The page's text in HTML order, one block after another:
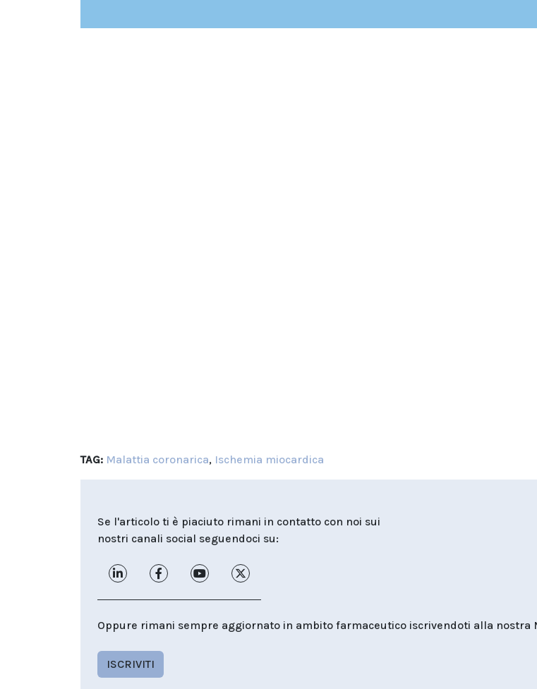
TAG: Malattia coronarica, Ischemia miocardica
Se l'articolo ti è piaciuto rimani in contatto con noi sui
nostri canali social seguendoci su:
Oppure rimani sempre aggiornato in ambito farmaceutico iscrivendoti alla nostra
ISCRIVITI